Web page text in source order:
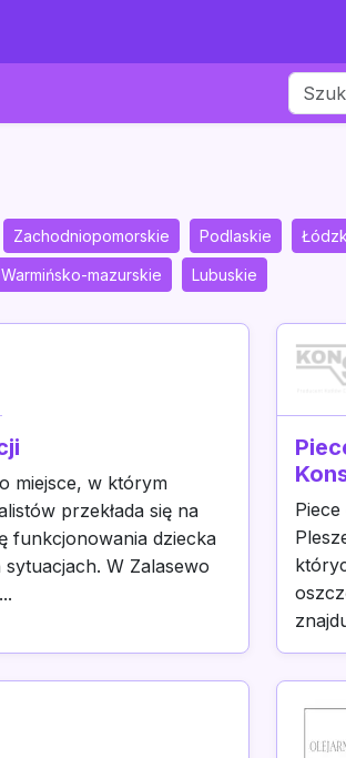
Zachodniopomorskie Podlaskie
Warmińsko-mazurskie Lubuskie
miejsce, w którym
przekłada się na
funkcjonowania dziecka
W Zalasewo